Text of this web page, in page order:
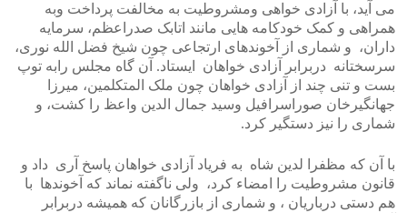
می آید، با آزادی خواهی ومشروطیت به مخالفت پرداخت وبه
همراهی و کمک خودکامه هایی مانند اتابک صدراعظم، سرمایه
داران، و شماری از آخوندهای ارتجاعی چون شیخ فضل الله نوری،
سرسختانه دربرابر آزادی خواهان ایستاد. آن گاه مجلس رابه توپ
بست و تنی چند از آزادی خواهان چون ملک المتکلمین، میرزا
جهانگیرخان صوراسرافیل وسید جمال الدین واعظ را کشت، و
شماری را نیز دستگیر کرد.
با آن که مظفرا لدین شاه به فریاد آزادی خواهان پاسخ آری داد و
قانون مشروطیت را امضاء کرد، ولی ناگفته نماند که آخوندها با
هم دستی درباریان ، و شماری از بازرگانان که همیشه دربرابر